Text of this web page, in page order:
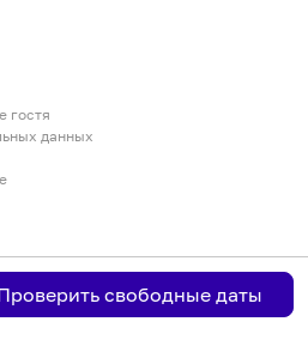
свободные даты
гостя
данных